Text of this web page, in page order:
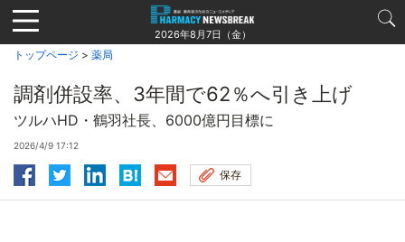
Jump
to
navigation
2026年8月7日（金）
トップページ > 薬局
調剤併設率、3年間で62％へ引き上げ
ツルハHD・鶴羽社長、6000億円目標に
2026/4/9 17:12
保存